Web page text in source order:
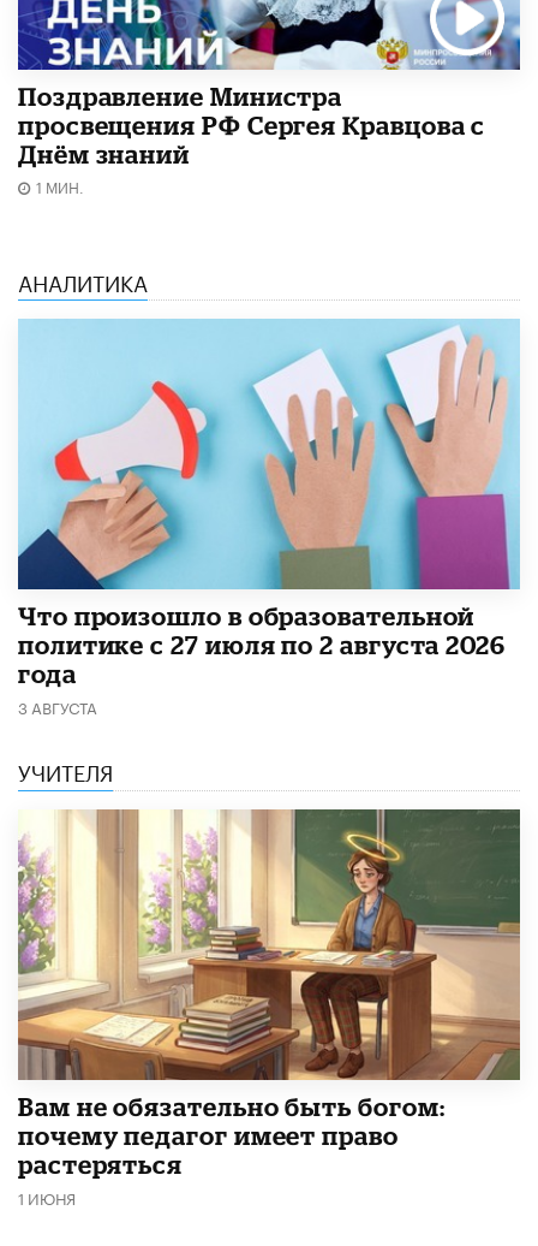
Поздравление Министра
просвещения РФ Сергея Кравцова с
Днём знаний
1 МИН.
АНАЛИТИКА
​Что произошло в образовательной
политике с 27 июля по 2 августа 2026
года
3 АВГУСТА
УЧИТЕЛЯ
​Вам не обязательно быть богом:
почему педагог имеет право
растеряться
1 ИЮНЯ